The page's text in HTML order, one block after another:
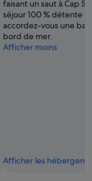
faisant un saut à Cap
séjour 100 % détente
accordez-vous une
bord de mer.
Afficher moins
Afficher les